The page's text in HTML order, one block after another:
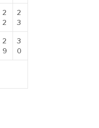
2
2
2
3
2
9
3
0